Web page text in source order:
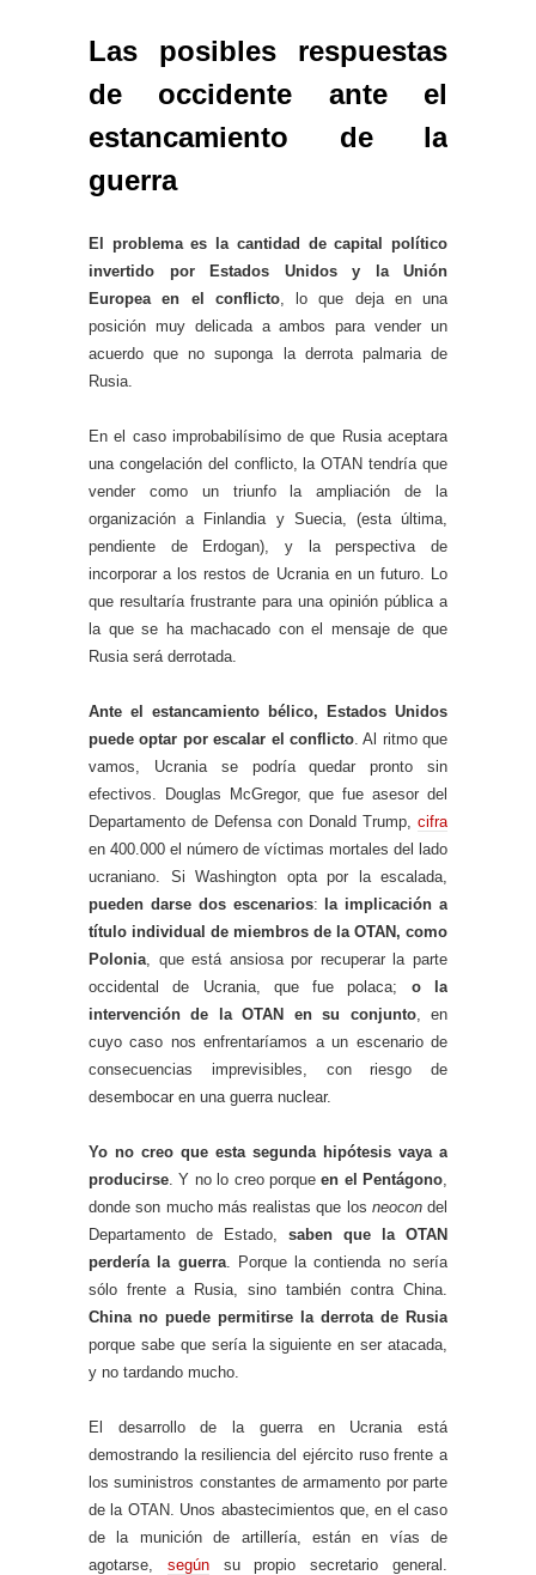
Las posibles respuestas
de occidente ante el
estancamiento de la
guerra
El problema es la cantidad de capital político
invertido por Estados Unidos y la Unión
Europea en el conflicto, lo que deja en una
posición muy delicada a ambos para vender un
acuerdo que no suponga la derrota palmaria de
Rusia.
En el caso improbabilísimo de que Rusia aceptara
una congelación del conflicto, la OTAN tendría que
vender como un triunfo la ampliación de la
organización a Finlandia y Suecia, (esta última,
pendiente de Erdogan), y la perspectiva de
incorporar a los restos de Ucrania en un futuro. Lo
que resultaría frustrante para una opinión pública a
la que se ha machacado con el mensaje de que
Rusia será derrotada.
Ante el estancamiento bélico, Estados Unidos
puede optar por escalar el conflicto. Al ritmo que
vamos, Ucrania se podría quedar pronto sin
efectivos. Douglas McGregor, que fue asesor del
Departamento de Defensa con Donald Trump, cifra
en 400.000 el número de víctimas mortales del lado
ucraniano. Si Washington opta por la escalada,
pueden darse dos escenarios:
la implicación a
título individual de miembros de la OTAN, como
Polonia, que está ansiosa por recuperar la parte
occidental de Ucrania, que fue polaca; o la
intervención de la OTAN en su conjunto, en
cuyo caso nos enfrentaríamos a un escenario de
consecuencias imprevisibles, con riesgo de
desembocar en una guerra nuclear.
Yo no creo que esta segunda hipótesis vaya a
producirse. Y no lo creo porqueen el Pentágono,
donde son mucho más realistas que los neocondel
Departamento de Estado, saben que la OTAN
perdería la guerra. Porque la contienda no sería
sólo frente a Rusia, sino también contra China.
China no puede permitirse la derrota de Rusia
porque sabe que sería la siguiente en ser atacada,
y no tardando mucho.
El desarrollo de la guerra en Ucrania está
demostrando la resiliencia del ejército ruso frente a
los suministros constantes de armamento por parte
de la OTAN. Unos abastecimientos que, en el caso
de la munición de artillería, están en vías de
agotarse, segúnsu propio secretario general.